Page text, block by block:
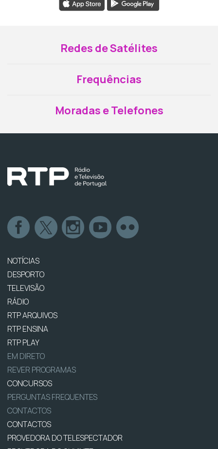
Redes de Satélites
Frequências
Moradas e Telefones
NOTÍCIAS
DESPORTO
TELEVISÃO
RÁDIO
RTP ARQUIVOS
RTP ENSINA
RTP PLAY
EM DIRETO
REVER PROGRAMAS
CONCURSOS
PERGUNTAS FREQUENTES
CONTACTOS
CONTACTOS
PROVEDORA DO TELESPECTADOR